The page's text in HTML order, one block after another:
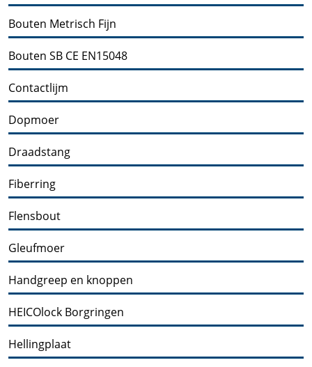
Bouten Metrisch Fijn
Bouten SB CE EN15048
Contactlijm
Dopmoer
Draadstang
Fiberring
Flensbout
Gleufmoer
Handgreep en knoppen
HEICOlock Borgringen
Hellingplaat